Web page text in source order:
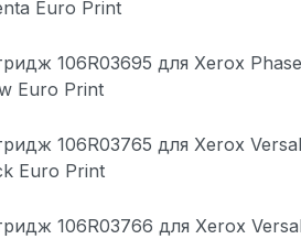
Euro Print
106R03695 для Xerox
Euro Print
106R03765 для Xerox
Euro Print
106R03766 для Xerox